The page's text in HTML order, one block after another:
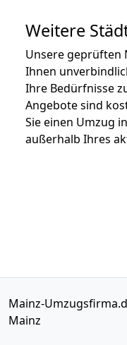
Weitere
Unsere geprüften
Ihnen
Ihre Bedürfnisse
Angebote sind
Sie einen Umzug
außerhalb Ihres
Mainz-
Mainz